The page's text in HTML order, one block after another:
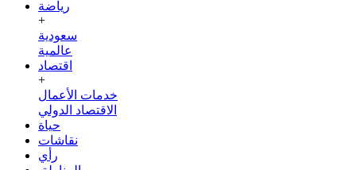
رياضة
+
سعودية
عالمية
اقتصاد
+
خدمات الأعمال
الاقتصاد الدولي
حياة
نقاشات
رأي